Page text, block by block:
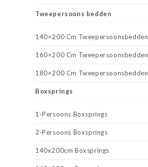
Tweepersoons bedden
140×200 Cm Tweepersoonsbedden
160×200 Cm Tweepersoonsbedden
180×200 Cm Tweepersoonsbedden
Boxsprings
1-Persoons Boxsprings
2-Persoons Boxsprings
140x200cm Boxsprings